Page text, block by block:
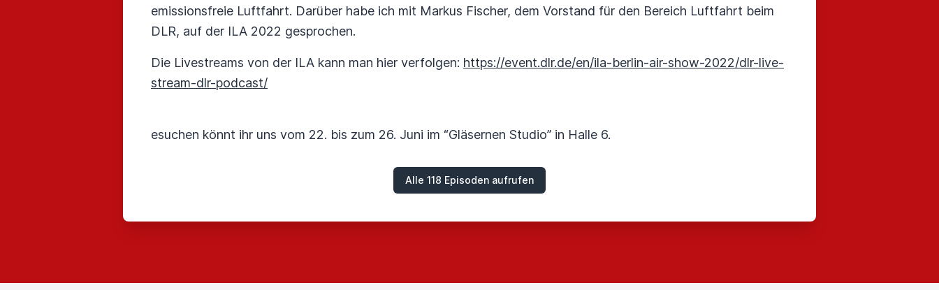
emissionsfreie Luftfahrt. Darüber habe ich mit Markus Fischer, dem Vorstand für den Bereich Luftfahrt beim
DLR, auf der ILA 2022 gesprochen.
Die Livestreams von der ILA kann man hier verfolgen: https://event.dlr.de/en/ila-berlin-air-show-2022/dlr-live-
stream-dlr-podcast/
esuchen könnt ihr uns vom 22. bis zum 26. Juni im “Gläsernen Studio” in Halle 6.
Alle 118 Episoden aufrufen